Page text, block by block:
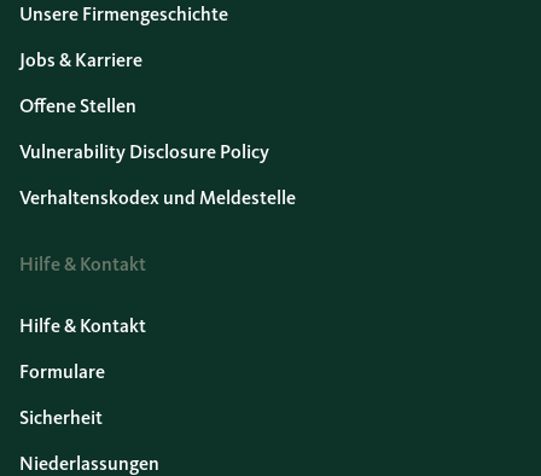
Unsere Firmengeschichte
Jobs & Karriere
Offene Stellen
Vulnerability Disclosure Policy
Verhaltenskodex und Meldestelle
Hilfe & Kontakt
Hilfe & Kontakt
Formulare
Sicherheit
Niederlassungen